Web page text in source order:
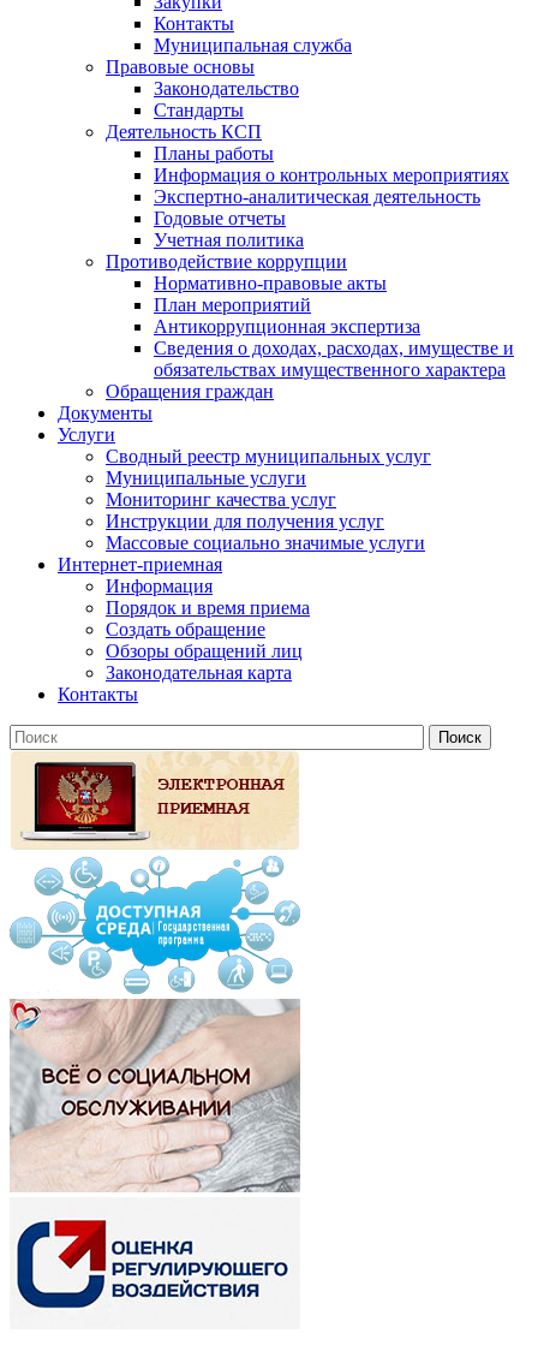
Контакты
Муниципальная служба
Правовые основы
Законодательство
Стандарты
Деятельность КСП
Планы работы
Информация о контрольных мероприятиях
Экспертно-аналитическая деятельность
Годовые отчеты
Учетная политика
Противодействие коррупции
Нормативно-правовые акты
План мероприятий
Антикоррупционная экспертиза
Сведения о доходах, расходах, имуществе и
обязательствах имущественного характера
Обращения граждан
Документы
Услуги
Сводный реестр муниципальных услуг
Муниципальные услуги
Мониторинг качества услуг
Инструкции для получения услуг
Массовые социально значимые услуги
Интернет-приемная
Информация
Порядок и время приема
Создать обращение
Обзоры обращений лиц
Законодательная карта
Контакты